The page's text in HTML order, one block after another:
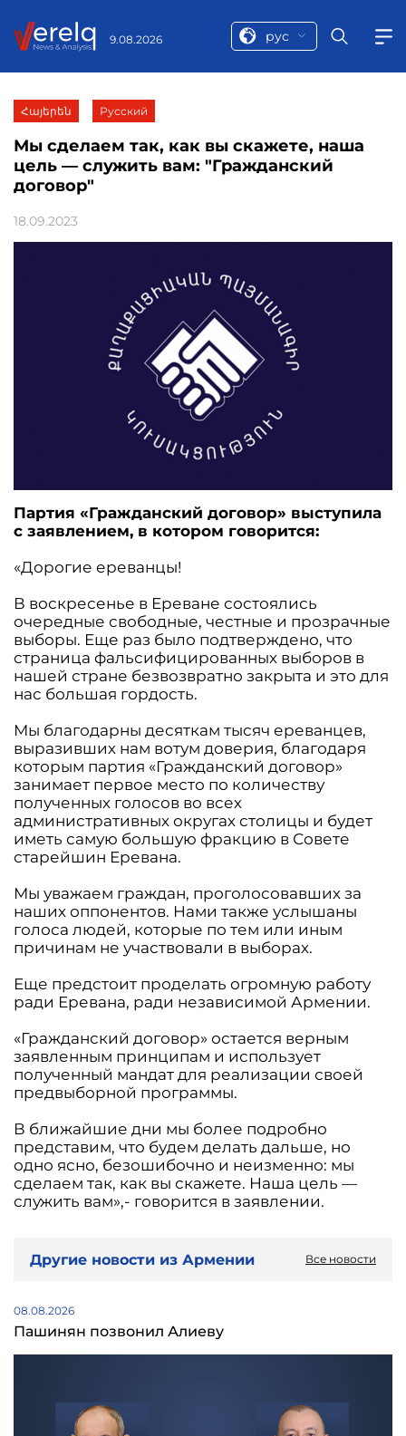
9.08.2026 рус
Հայերեն Русский
Мы сделаем так, как вы скажете, наша
цель — служить вам: "Гражданский
договор"
18.09.2023
Партия «Гражданский договор» выступила
с заявлением, в котором говорится:
«Дорогие ереванцы!
В воскресенье в Ереване состоялись
очередные свободные, честные и прозрачные
выборы. Еще раз было подтверждено, что
страница фальсифицированных выборов в
нашей стране безвозвратно закрыта и это для
нас большая гордость.
Мы благодарны десяткам тысяч ереванцев,
выразивших нам вотум доверия, благодаря
которым партия «Гражданский договор»
занимает первое место по количеству
полученных голосов во всех
административных округах столицы и будет
иметь самую большую фракцию в Совете
старейшин Еревана.
Мы уважаем граждан, проголосовавших за
наших оппонентов. Нами также услышаны
голоса людей, которые по тем или иным
причинам не участвовали в выборах.
Еще предстоит проделать огромную работу
ради Еревана, ради независимой Армении.
«Гражданский договор» остается верным
заявленным принципам и использует
полученный мандат для реализации своей
предвыборной программы.
В ближайшие дни мы более подробно
представим, что будем делать дальше, но
одно ясно, безошибочно и неизменно: мы
сделаем так, как вы скажете. Наша цель —
служить вам»,- говорится в заявлении.
Другие новости из Армении Все новости
08.08.2026
Пашинян позвонил Алиеву